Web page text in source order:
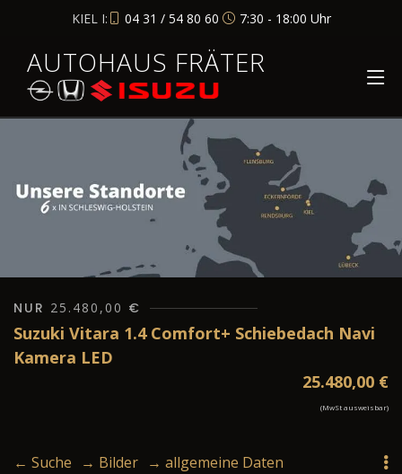
KIEL I: 04 31 / 54 80 60 7:30 - 18:00 Uhr
AUTOHAUS FRÄTER
NUR 25.480,00 €
Suzuki Vitara 1.4 Comfort+ Schiebedach Navi
Kamera LED
25.480,00 €
(MwSt ausweisbar)
← Suche → Bilder → allgemeine Daten